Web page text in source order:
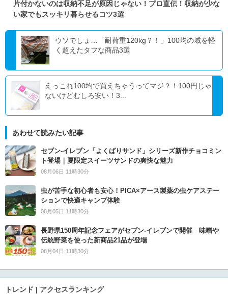
片付かないのは収納不足が原因じゃない！プロ直伝！収納が少な
い家でもスッキリ暮らせるコツ3選
ウソでしょ…「耐荷重120kg？！」100均の域を軽
く超えたタフな商品3選
えっこれ100均で買えちゃうってマジ？！100円じゃ
ないけどむしろ安い！3...
あわせて読みたい記事
セブン‐イレブン「よくばりサンド」シリーズ新作チョコミン
ト登場｜夏限定スイーツサンドの爽快な魅力
08月06日 11時30分
虫が苦手な初心者も安心！PICA×アース製薬の虫ケアステー
ションで快適キャンプ体験
08月05日 11時30分
長野県150周年記念フェアがセブン-イレブンで開催 味噌や
伝統野菜を使った新商品21品が登場
08月04日 11時30分
トレンド | アクセスランキング